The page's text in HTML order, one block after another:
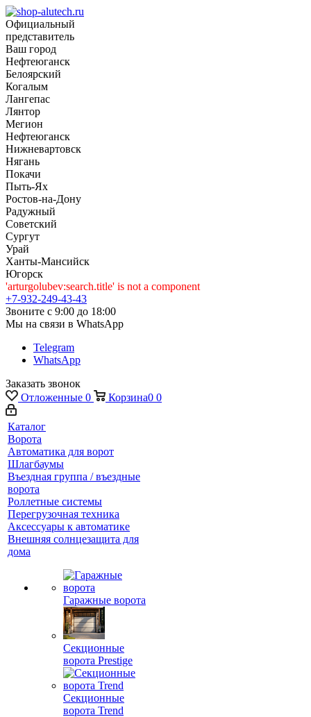
Официальный
представитель
Ваш город
Нефтеюганск
Белоярский
Когалым
Лангепас
Лянтор
Мегион
Нефтеюганск
Нижневартовск
Нягань
Покачи
Пыть-Ях
Рoстов-на-Дону
Радужный
Советский
Сургут
Урай
Ханты-Мансийск
Югорск
'arturgolubev:search.title' is not a component
+7-932-249-43-43
Звоните с 9:00 до 18:00
Мы на связи в WhatsApp
Telegram
WhatsApp
Заказать звонок
Отложенные 0 Корзина0 0
Каталог
Ворота
Автоматика для ворот
Шлагбаумы
Въездная группа / въездные
ворота
Роллетные системы
Перегрузочная техника
Аксессуары к автоматике
Внешняя солнцезащита для
дома
Гаражные ворота
Секционные
ворота Prestige
Секционные
ворота Trend